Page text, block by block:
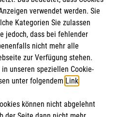
und Caritas eG
verwendet werden. Sie
Kategorien Sie zulassen
jedoch, dass bei fehlender
nicht mehr alle
zur Verfügung stehen.
unseren speziellen Cookie-
unter folgendem Link.
können nicht abgelehnt